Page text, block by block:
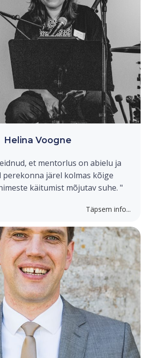
Helina Voogne
et mentorlus on abielu ja
perekonna järel kolmas kõige
käitumist mõjutav suhe. "
Täpsem info...